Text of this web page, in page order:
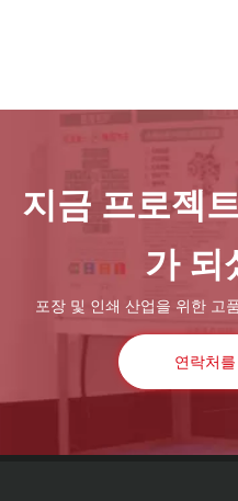
지금 프로젝
가 되
포장 및 인쇄 산업을 위한 고
연락처